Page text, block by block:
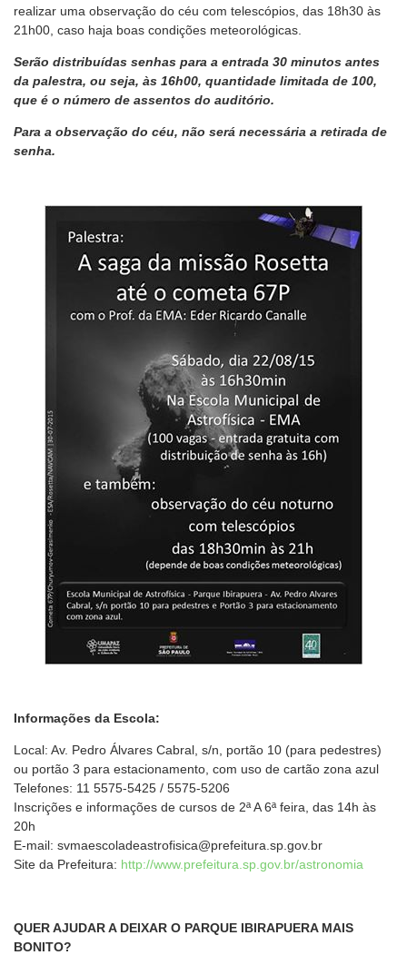
realizar uma observação do céu com telescópios, das 18h30 às
21h00, caso haja boas condições meteorológicas.
Serão distribuídas senhas para a entrada 30 minutos antes
da palestra, ou seja, às 16h00, quantidade limitada de 100,
que é o número de assentos do auditório.
Para a observação do céu, não será necessária a retirada de
senha.
Informações da Escola:
Local: Av. Pedro Álvares Cabral, s/n, portão 10 (para pedestres)
ou portão 3 para estacionamento, com uso de cartão zona azul
Telefones: 11 5575-5425 / 5575-5206
Inscrições e informações de cursos de 2ª A 6ª feira, das 14h às
20h
E-mail: svmaescoladeastrofisica@prefeitura.sp.gov.br
Site da Prefeitura: http://www.prefeitura.sp.gov.br/astronomia
QUER AJUDAR A DEIXAR O PARQUE IBIRAPUERA MAIS
BONITO?